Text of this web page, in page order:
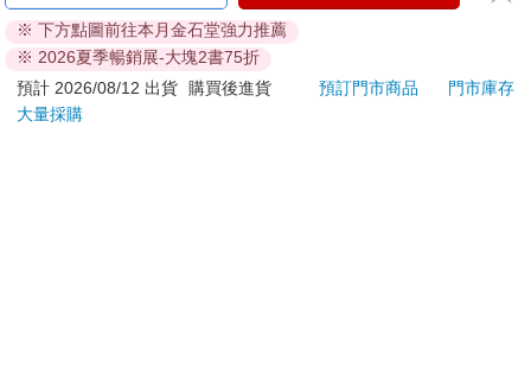
ATM提款機，請不要聽從指示，以免受騙上當！
退換貨須知：
**提醒您，鑑賞期不等於試用期，退回商品須為全新狀態**
依據「消費者保護法」第19條及行政院消費者保護處公告之
※ 下方點圖前往本月金石堂強力推薦
※ 2026夏季暢銷展-大塊2書75折
預計 2026/08/12 出貨
購買後進貨 預訂門市商品
門市庫存
大量採購